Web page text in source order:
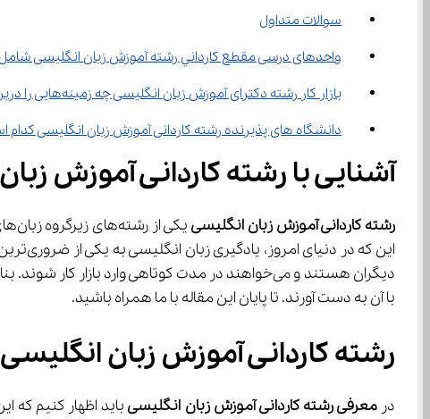
سوالات متداول
واحدهای درسی مقطع ﻛﺎرداﻧﻲ رشته آموزش زبان انگلیسی شامل
بازار کار رشته دکترای آموزش زبان انگلیسی چه زمینه‌هایی را دربرمی‌گیرد؟
دانشگاه های پذیرنده رشته کاردانی آموزش زبان انگلیسی کدام
آشنایی با رشته کاردانی آموزش
رشته کاردانی آموزش زبان انگلیسی
با آن به دست آورند. تا پایان این مقاله با ما همراه باشید.
رشته کاردانی آموزش زبان
در معرفی رشته کاردانی آموزش زبان انگلیسی